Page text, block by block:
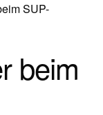
SUP-
beim